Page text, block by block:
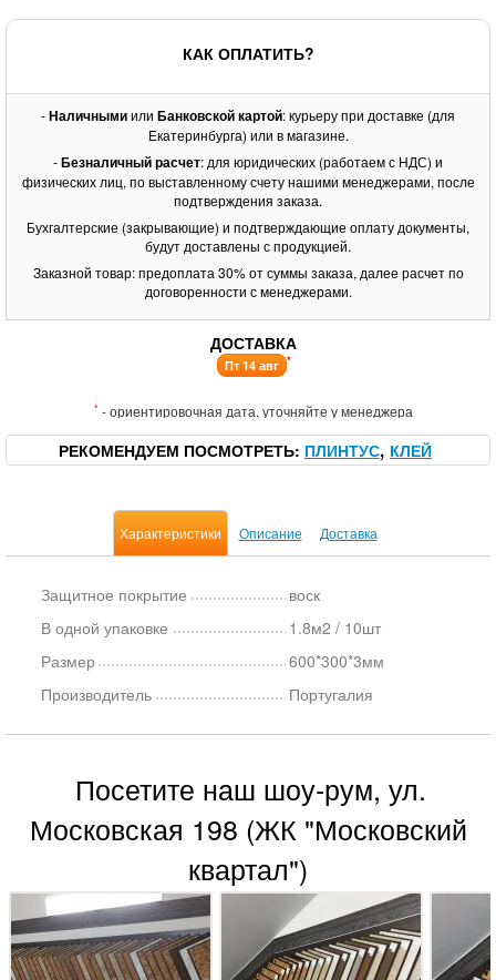
КАК ОПЛАТИТЬ?
-Наличнымиили Банковской картой: курьеру при доставке (для
Екатеринбурга) или в магазине.
-Безналичный расчет: для юридических (работаем с НДС) и
физических лиц, по выставленному счету нашими менеджерами, после
подтверждения заказа.
Бухгалтерские (закрывающие) и подтверждающие оплату документы,
будут доставлены с продукцией.
Заказной товар: предоплата 30% от суммы заказа, далее расчет по
договоренности с менеджерами.
ДОСТАВКА
Пт 14 авг *
* - ориентировочная дата, уточняйте у менеджера
РЕКОМЕНДУЕМ ПОСМОТРЕТЬ ПЛИНТУС КЛЕЙ
Характеристики Описание Доставка
Защитное покрытие
воск
В одной упаковке
1.8м2 / 10шт
Размер
600*300*3мм
Производитель
Португалия
Посетите наш шоу-рум, ул.
Московская 198 (ЖК "Московский
квартал")